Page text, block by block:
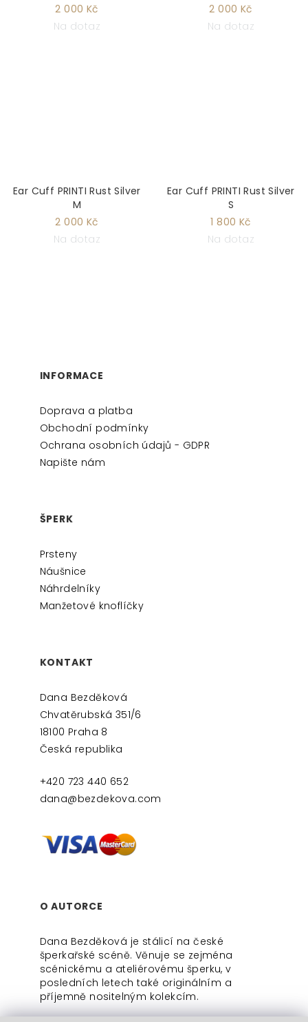
2 000 Kč
Na dotaz
2 000 Kč
Na dotaz
Ear Cuff PRINTI Rust Silver
M
2 000 Kč
Na dotaz
Ear Cuff PRINTI Rust Silver
S
1 800 Kč
Na dotaz
INFORMACE
Doprava a platba
Obchodní podmínky
Ochrana osobních údajů - GDPR
Napište nám
ŠPERK
Prsteny
Náušnice
Náhrdelníky
Manžetové knoflíčky
KONTAKT
Dana Bezděková
Chvatěrubská 351/6
18100 Praha 8
Česká republika
+420 723 440 652
dana@bezdekova.com
O AUTORCE
Dana Bezděková je stálicí na české
šperkařské scéně. Věnuje se zejména
scénickému a ateliérovému šperku, v
posledních letech také originálním a
příjemně nositelným kolekcím.